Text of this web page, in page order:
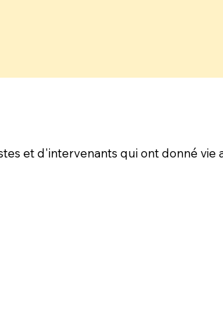
et d'intervenants qui ont donné vie